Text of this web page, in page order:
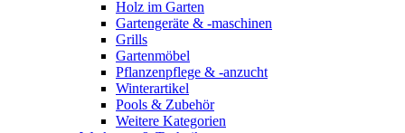
Holz im Garten
Gartengeräte & -maschinen
Grills
Gartenmöbel
Pflanzenpflege & -anzucht
Winterartikel
Pools & Zubehör
Weitere Kategorien